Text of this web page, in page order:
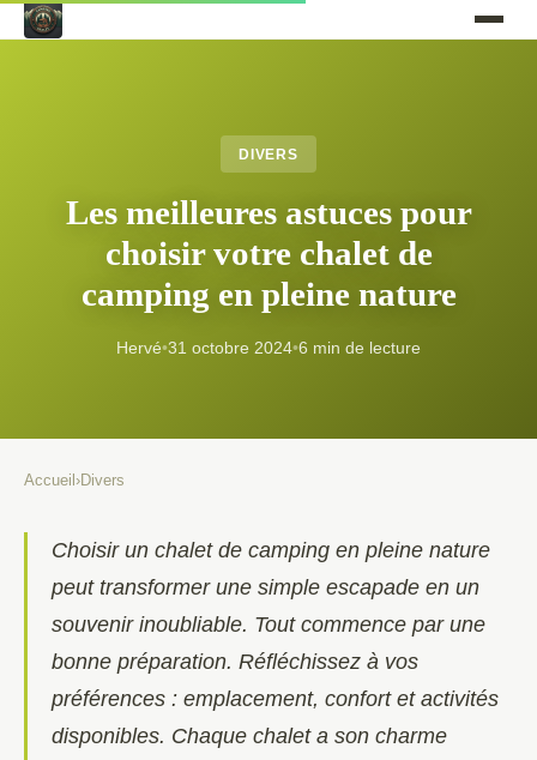
DIVERS
Les meilleures astuces pour
choisir votre chalet de
camping en pleine nature
Hervé•31 octobre 2024•6 min de lecture
Accueil ›Divers
Choisir un chalet de camping en pleine nature
peut transformer une simple escapade en un
souvenir inoubliable. Tout commence par une
bonne préparation. Réfléchissez à vos
préférences : emplacement, confort et activités
disponibles. Chaque chalet a son charme